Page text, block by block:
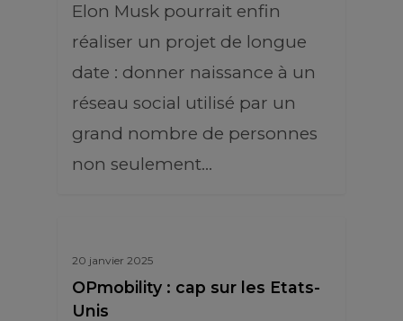
Elon Musk pourrait enfin
réaliser un projet de longue
date : donner naissance à un
réseau social utilisé par un
grand nombre de personnes
non seulement…
20 janvier 2025
OPmobility : cap sur les Etats-
Unis